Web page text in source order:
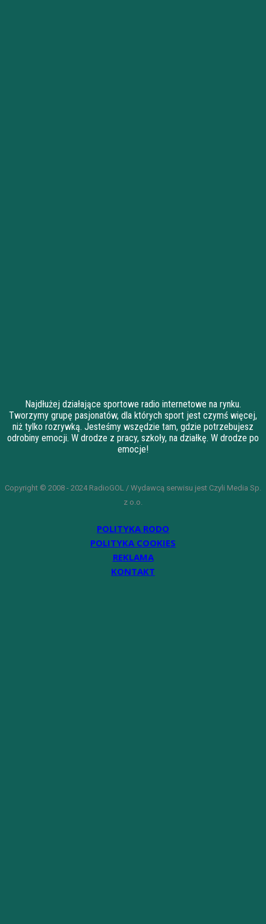
Najdłużej działające sportowe radio internetowe na rynku.
Tworzymy grupę pasjonatów, dla których sport jest czymś więcej,
niż tylko rozrywką. Jesteśmy wszędzie tam, gdzie potrzebujesz
odrobiny emocji. W drodze z pracy, szkoły, na działkę. W drodze po
emocje!
Copyright © 2008 - 2024 RadioGOL / Wydawcą serwisu jest Czyli Media Sp.
z o.o.
POLITYKA RODO
POLITYKA COOKIES
REKLAMA
KONTAKT